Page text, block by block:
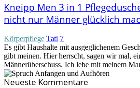
Kneipp Men 3 in 1
nicht nur Männer glücklich
Körperpflege Tati 7
Es gibt Haushalte mit ausgeglichenem
gibt meinen. Hier herrscht, sagen wir mal,
Männerüberschuss. Ich lebe mit meinem
Neueste Kommentare